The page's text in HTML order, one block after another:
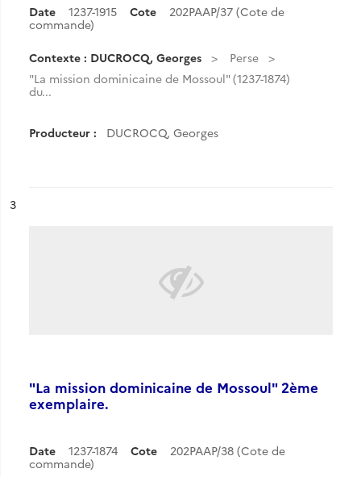
Date 1237-1915 Cote
202PAAP/37 (Cote de
commande)
Contexte : DUCROCQ, Georges
Perse
"La mission dominicaine de Mossoul" (1237-1874)
du...
Producteur : DUCROCQ, Georges
n°
3
"La mission dominicaine de Mossoul" 2ème
exemplaire.
Date 1237-1874 Cote
202PAAP/38 (Cote de
commande)